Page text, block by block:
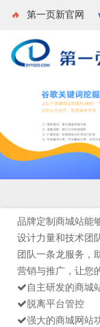
🔥 第一页新官网
品牌定制商城站能
设计力量和技术团
团队一条龙服务，
营销与推广，让您
自主研发的商城
脱离平台管控
强大的商城网站